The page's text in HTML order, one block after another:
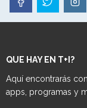
QUE HAY EN T+I?
Aquí encontrarás
apps, programas y